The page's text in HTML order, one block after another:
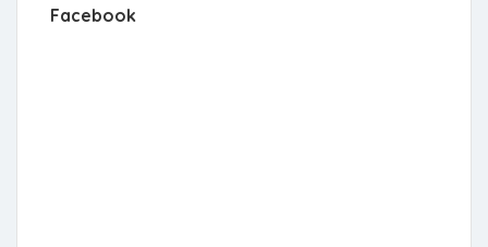
Facebook